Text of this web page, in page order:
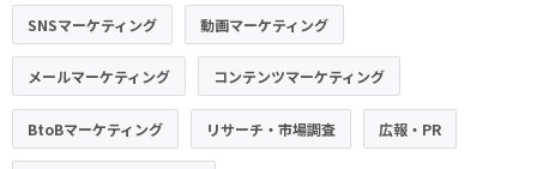
SNSマーケティング 動画マーケティング
メールマーケティング コンテンツマーケティング
BtoBマーケティング リサーチ・市場調査 広報・PR